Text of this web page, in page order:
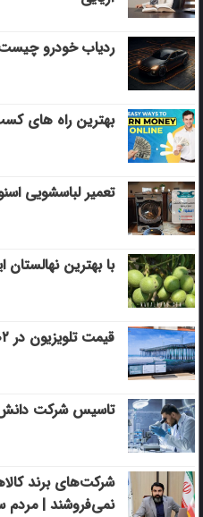
ردیاب خودرو
بهترین راه های
تعمیر لباسشویی
با بهترین نهالستان
قیمت تلویزیون در ۱۴۰۲
تاسیس شرکت
شرکت‌های برند
نمی‌فروشند | مردم